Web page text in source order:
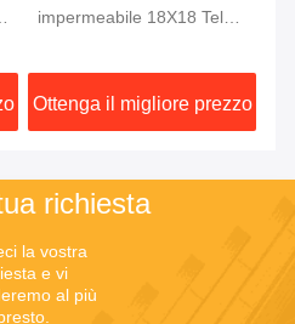
impermeabile 18X18 Telaio
ad alta resistenza 610GSM
Ottenga il migliore prezzo
richiesta
la vostra
e vi
al più